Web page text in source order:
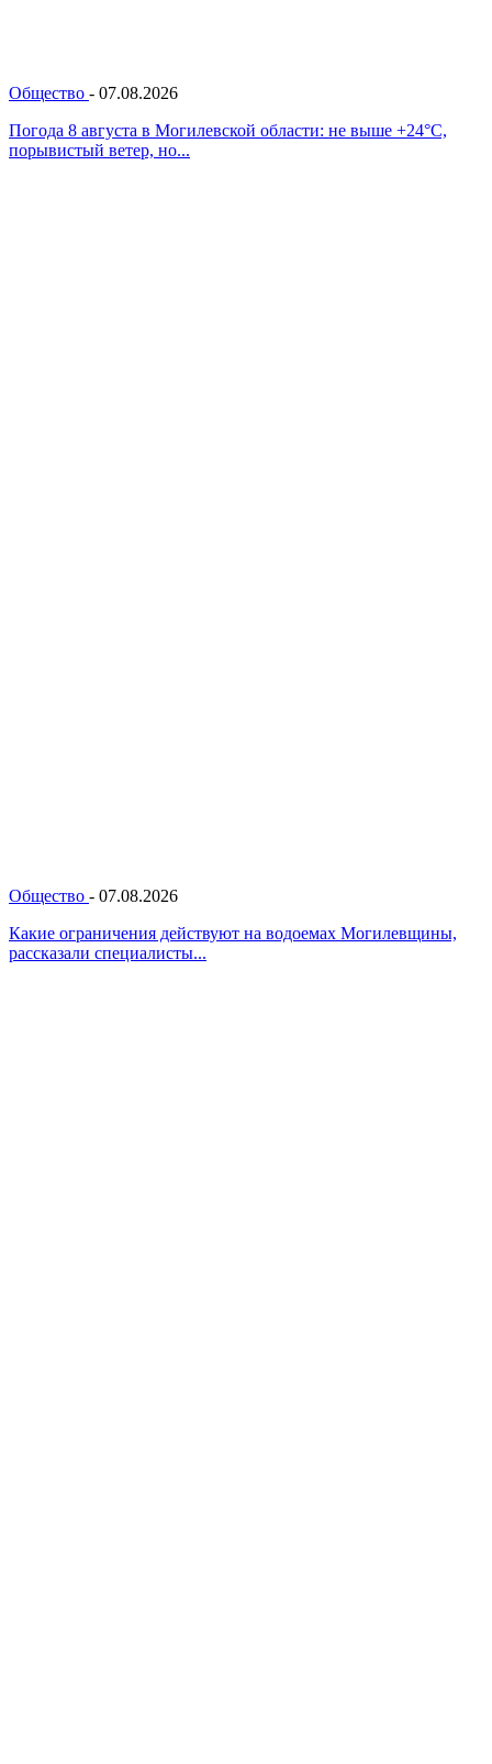
Общество - 07.08.2026
Погода 8 августа в Могилевской области: не выше +24°С,
порывистый ветер, но...
Общество - 07.08.2026
Какие ограничения действуют на водоемах Могилевщины,
рассказали специалисты...